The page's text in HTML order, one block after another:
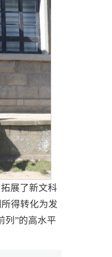
展了新文科
得转化为发
列”的高水平